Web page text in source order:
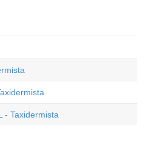
- Taxidermista